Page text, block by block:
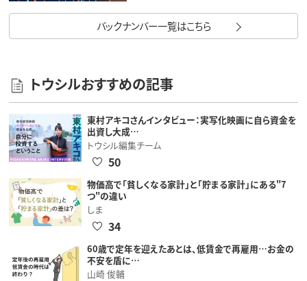
バックナンバー一覧はこちら
トウシルおすすめの記事
東村アキコさんインタビュー：実写化映画に自ら資金を
出資し大成…
トウシル編集チーム
50
物価高で「貧しくなる家計」と「貯まる家計」にある"7
つ"の違い
しま
34
60歳で定年を迎えたあとは、低賃金で再雇用…お金の
不安を盾に…
山崎 俊輔